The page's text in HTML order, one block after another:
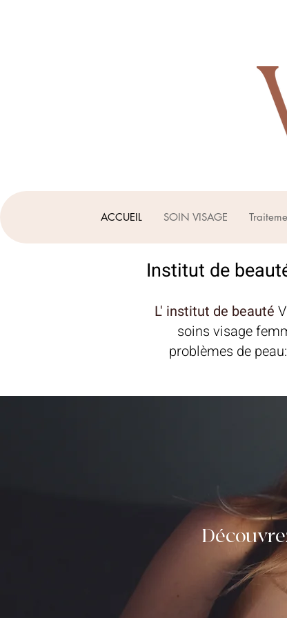
ACCUEIL SOIN VISAGE
Institut de
L' institut de beauté
soins visage
problèmes de peau: